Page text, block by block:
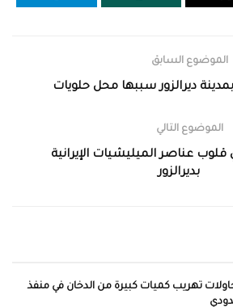
الموضوع السابق
ديرالزور سببها محل حلويات
الموضوع التالي
عناصر الميليشيات الإيرانية
بديرالزور
تهريب كميات كبيرة من الدخان في منفذ